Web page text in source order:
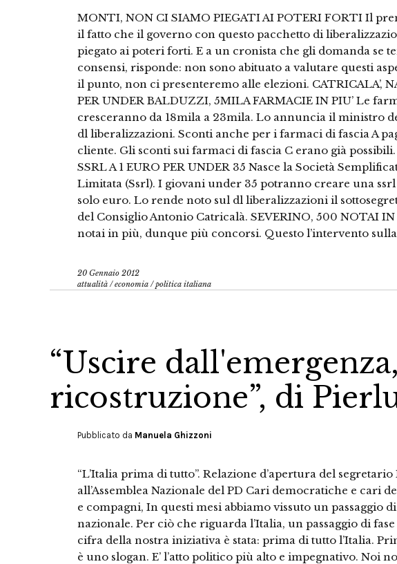
MONTI, NON CI SIAMO PIEGATI AI POTERI FORTI Il
il fatto che il governo con questo pacchetto di
piegato ai poteri forti. E a un cronista che gli domanda se
consensi, risponde: non sono abituato a valutare questi
il punto, non ci presenteremo alle elezioni. CATRICALA’,
PER UNDER BALDUZZI, 5MILA FARMACIE IN PIU’ Le
cresceranno da 18mila a 23mila. Lo annuncia il ministro
dl liberalizzazioni. Sconti anche per i farmaci di fascia A
cliente. Gli sconti sui farmaci di fascia C erano già possibili.
SSRL A 1 EURO PER UNDER 35 Nasce la Società
Limitata (Ssrl). I giovani under 35 potranno creare una
solo euro. Lo rende noto sul dl liberalizzazioni il
del Consiglio Antonio Catricalà. SEVERINO, 500 NOTAI IN
notai in più, dunque più concorsi. Questo l’intervento
20 Gennaio 2012
attualità /economia /politica italiana
“Uscire
ricostruzione”, di
Pubblicato da Manuela Ghizzoni
“L’Italia prima di tutto”. Relazione d’apertura del
all’Assemblea Nazionale del PD Cari democratiche e cari
e compagni, In questi mesi abbiamo vissuto un passaggio
nazionale. Per ciò che riguarda l’Italia, un passaggio di
cifra della nostra iniziativa è stata: prima di tutto l’Italia.
è uno slogan. E’ l’atto politico più alto e impegnativo. Noi